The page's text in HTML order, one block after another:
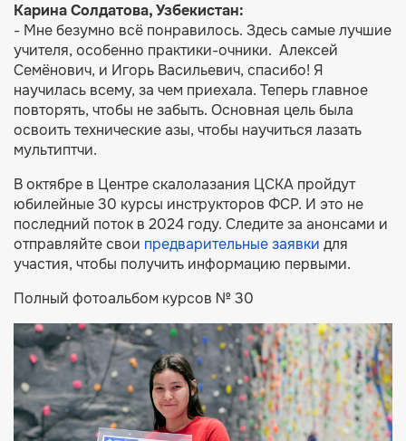
Карина Солдатова, Узбекистан:
- Мне безумно всё понравилось. Здесь самые лучшие
учителя, особенно практики-очники. Алексей
Семёнович, и Игорь Васильевич, спасибо! Я
научилась всему, за чем приехала. Теперь главное
повторять, чтобы не забыть. Основная цель была
освоить технические азы, чтобы научиться лазать
мультиптчи.
В октябре в Центре скалолазания ЦСКА пройдут
юбилейные 30 курсы инструкторов ФСР. И это не
последний поток в 2024 году. Следите за анонсами и
отправляйте свои предварительные заявки для
участия, чтобы получить информацию первыми.
Полный фотоальбом курсов № 30